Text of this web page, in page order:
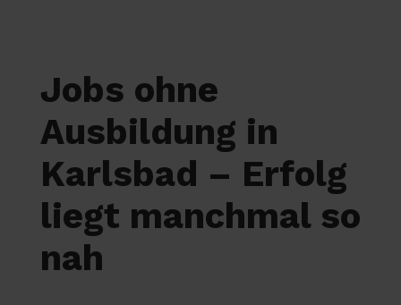
Jobs ohne
Ausbildung in
Karlsbad – Erfolg
liegt manchmal so
nah